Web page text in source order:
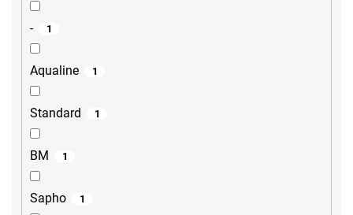
- 1
Aqualine 1
Standard 1
BM 1
Sapho 1